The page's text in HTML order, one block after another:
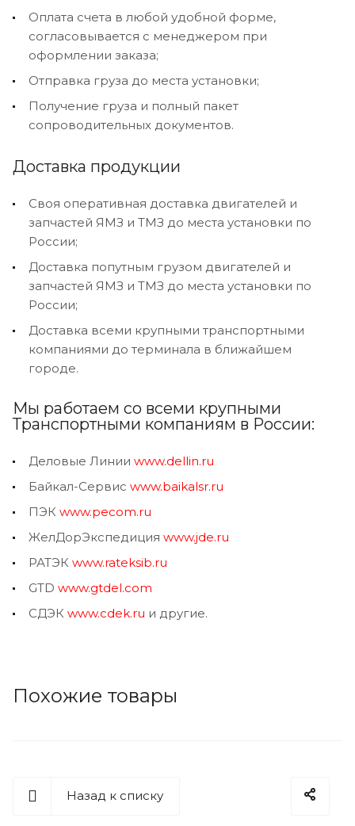
Оплата счета в любой удобной форме,
согласовывается с менеджером при
оформлении заказа;
Отправка груза до места установки;
Получение груза и полный пакет
сопроводительных документов.
Доставка продукции
Своя оперативная доставка двигателей и
запчастей ЯМЗ и ТМЗ до места установки по
России;
Доставка попутным грузом двигателей и
запчастей ЯМЗ и ТМЗ до места установки по
России;
Доставка всеми крупными транспортными
компаниями до терминала в ближайшем
городе.
Мы работаем со всеми крупными
Транспортными компаниям в России:
Деловые Линии www.dellin.ru
Байкал-Сервис www.baikalsr.ru
ПЭК www.pecom.ru
ЖелДорЭкспедиция www.jde.ru
РАТЭК www.rateksib.ru
GTD www.gtdel.com
СДЭК www.cdek.ru и другие.
Похожие товары
Назад к списку